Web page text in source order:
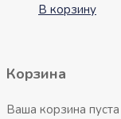
10мм
В корзину
Корзина
Ваша корзина пуста